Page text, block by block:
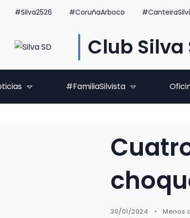
#Silva2526 #CoruñaArboco
Club Silva
#FamiliaSilvista
30/01/2024 Menos